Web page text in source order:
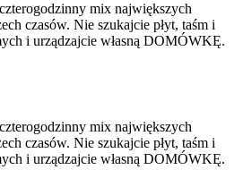
mix największych
czasów. Nie szukajcie płyt, taśm i
i urządzajcie własną DOMÓWKĘ.
mix największych
czasów. Nie szukajcie płyt, taśm i
i urządzajcie własną DOMÓWKĘ.